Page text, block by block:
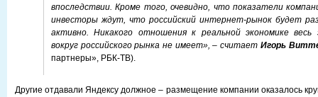
впоследствии. Кроме того, очевидно, что показатели
инвесторы ждут, что российский интернет-рынок будет
активно. Никакого отношения к реальной экономике
вокруг российского рынка не имеет», – считает Игорь
партнеры», РБК-ТВ).
Другие отдавали Яндексу должное – размещение компании оказалось